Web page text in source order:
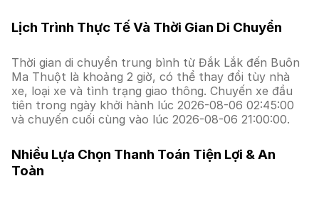
Lịch Trình Thực Tế Và Thời Gian Di Chuyển
Thời gian di chuyển trung bình từ Đắk Lắk đến Buôn
Ma Thuột là khoảng 2 giờ, có thể thay đổi tùy nhà
xe, loại xe và tình trạng giao thông. Chuyến xe đầu
tiên trong ngày khởi hành lúc 2026-08-06 02:45:00
và chuyến cuối cùng vào lúc 2026-08-06 21:00:00.
Nhiều Lựa Chọn Thanh Toán Tiện Lợi & An
Toàn